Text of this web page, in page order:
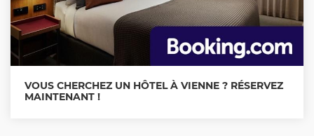
VOUS CHERCHEZ UN HÔTEL À VIENNE ? RÉSERVEZ
MAINTENANT !